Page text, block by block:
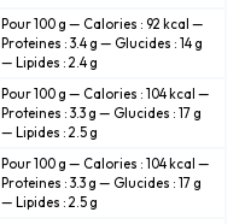
Pour 100 g — Calories : 92 kcal —
Proteines : 3.4 g — Glucides : 14 g
— Lipides : 2.4 g
Pour 100 g — Calories : 104 kcal —
Proteines : 3.3 g — Glucides : 17 g
— Lipides : 2.5 g
Pour 100 g — Calories : 104 kcal —
Proteines : 3.3 g — Glucides : 17 g
— Lipides : 2.5 g